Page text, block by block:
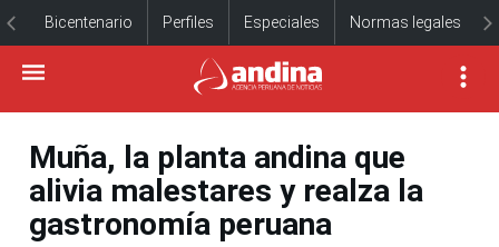
Bicentenario Perfiles Especiales Normas legales
Muña, la planta andina que
alivia malestares y realza la
gastronomía peruana